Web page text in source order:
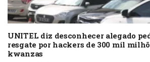
UNITEL diz desconhecer alegado
resgate por hackers de 300 mil
kwanzas